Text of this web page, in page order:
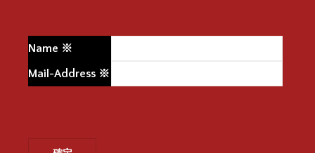
Name ※
Mail-Address ※